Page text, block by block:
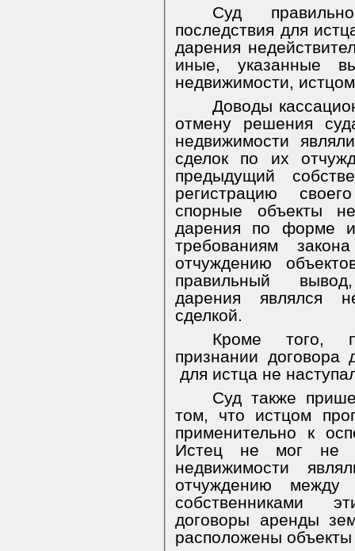
Суд
последствия для
дарения
иные, указанные
недвижимости,
Доводы
отмену решения
недвижимости
сделок по их
предыдущий
регистрацию
спорные объекты
дарения по форме и
требованиям
отчуждению
правильный
дарения являлся
сделкой.
Кроме того,
признании договора
для истца не
Суд также
том, что истцом
применительно к
Истец не мог не
недвижимости
отчуждению
собственниками
договоры аренды
расположены